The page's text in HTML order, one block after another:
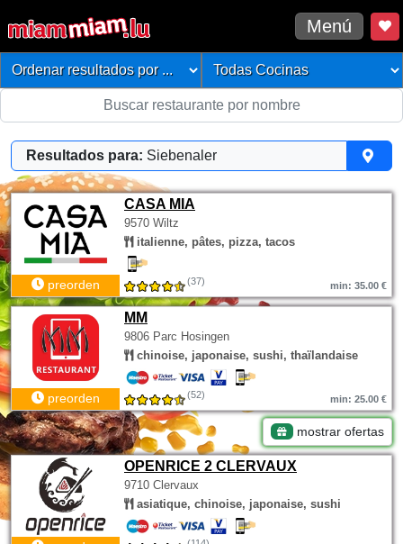
Menú
Resultados para: Siebenaler
CASA MIA
9570 Wiltz
italienne, pâtes, pizza, tacos
preorden (37) min: 35.00 €
MM
9806 Parc Hosingen
chinoise, japonaise, sushi, thaïlandaise
preorden (52) min: 25.00 €
mostrar ofertas
OPENRICE 2 CLERVAUX
9710 Clervaux
asiatique, chinoise, japonaise, sushi